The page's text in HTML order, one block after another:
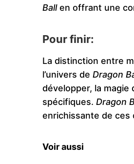
Ballen offrant une
Pour finir:
La distinction entre
l’univers de Dragon
développer, la
spécifiques. Dragon
enrichissante de ces
Voir aussi